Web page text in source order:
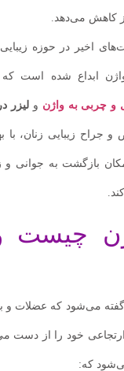
کاهش می‌دهد.
اخیر در حوزه
ابداع شده است
و چربی به واژن ولیزر
جراح زیبایی زنان، با
بازگشت به جوانی و
چیست
می‌شود که عضلات و
خود را از دست
که: